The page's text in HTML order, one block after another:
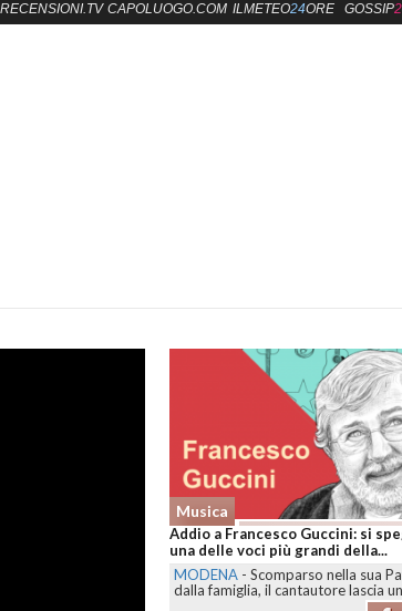
Musica
Addio a Francesco Guccini: si
una delle voci più grandi della...
MODENA - Scomparso nella sua
dalla famiglia, il cantautore lascia
RECENSIONI.TV CAPOLUOGO.COM ILMETEO24ORE GOSSIP